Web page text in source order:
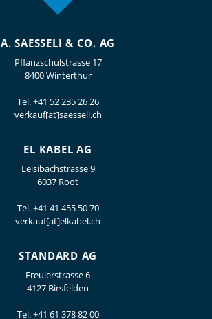
A. SAESSELI & CO. AG
Pflanzschulstrasse 17
8400 Winterthur
Tel.+41 52 235 26 26
verkauf[at]saesseli.ch
EL KABEL AG
Leisibachstrasse 9
6037 Root
Tel.+41 41 455 50 70
verkauf[at]elkabel.ch
STANDARD AG
Freulerstrasse 6
4127 Birsfelden
Tel.+41 61 378 82 00